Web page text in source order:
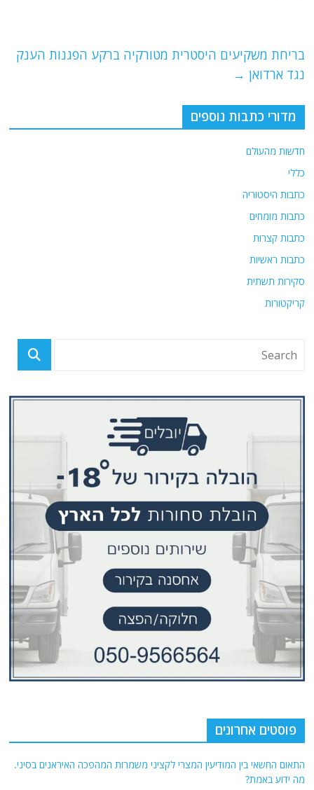
k
בריחת משקיעים היסטרית מטורקיה ברקע הפגנות הענק
נגד ארדואן →
מדורי כתבות נוספים
חדשות מהעולם
כללי
כתבות היסטוריה
כתבות מומחים
כתבות קצרות
כתבות ראשיות
סקירות תשתית
קריקטורות
פוסטים אחרונים
התאום החשאי בין המודיעין המצרי לקציני משמרות המהפכה האיראנים בסיני.
מה ידוע באמת?